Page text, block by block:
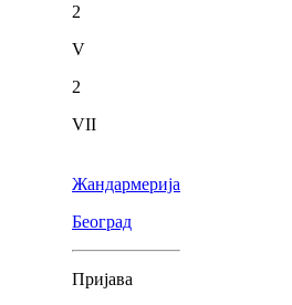
2
V
2
VII
Жандармерија
Београд
Пријава